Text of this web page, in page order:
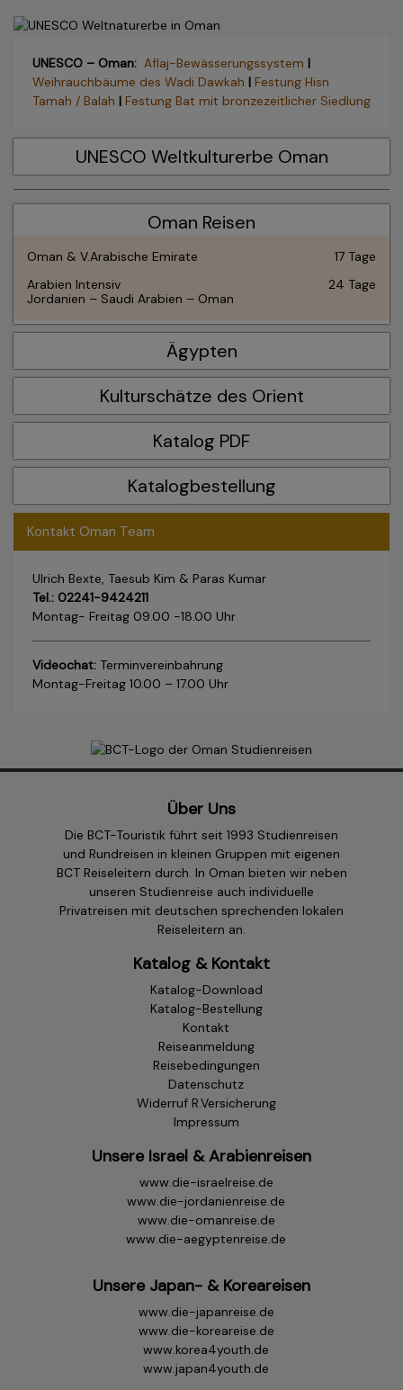
UNESCO – Oman: Aflaj-Bewässerungssystem |
Weihrauchbäume des Wadi Dawkah | Festung Hisn
Tamah / Balah | Festung Bat mit bronzezeitlicher Siedlung
UNESCO Weltkulturerbe Oman
Oman Reisen
Oman & V.Arabische Emirate
17 Tage
Arabien Intensiv
24 Tage
Jordanien – Saudi Arabien – Oman
Ägypten
Kulturschätze des Orient
Katalog PDF
Katalogbestellung
Kontakt Oman Team
Ulrich Bexte, Taesub Kim & Paras Kumar
Tel.: 02241-9424211
Montag- Freitag 09.00 -18.00 Uhr
Videochat: Terminvereinbahrung
Montag-Freitag 10.00 – 17.00 Uhr
Über Uns
Die BCT-Touristik führt seit 1993 Studienreisen
und Rundreisen in kleinen Gruppen mit eigenen
BCT Reiseleitern durch. In Oman bieten wir neben
unseren Studienreise auch individuelle
Privatreisen mit deutschen sprechenden lokalen
Reiseleitern an.
Katalog & Kontakt
Katalog-Download
Katalog-Bestellung
Kontakt
Reiseanmeldung
Reisebedingungen
Datenschutz
Widerruf R.Versicherung
Impressum
Unsere Israel & Arabienreisen
www.die-israelreise.de
www.die-jordanienreise.de
www.die-omanreise.de
www.die-aegyptenreise.de
Unsere Japan- & Koreareisen
www.die-japanreise.de
www.die-koreareise.de
www.korea4youth.de
www.japan4youth.de